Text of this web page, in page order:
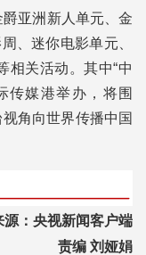
亚洲新人单元、金
、迷你电影单元、
相关活动。其中“中
传媒港举办，将围
角向世界传播中国
源：央视新闻客户端
责编 刘娅娟